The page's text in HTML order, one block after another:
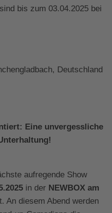
bis zum 03.04.2025 bei
Deutschland
Eine unvergessliche
aufregende Show
in der NEWBOX am
An diesem Abend werden